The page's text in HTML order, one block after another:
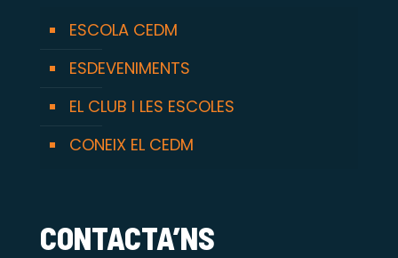
ESCOLA CEDM
ESDEVENIMENTS
EL CLUB I LES ESCOLES
CONEIX EL CEDM
CONTACTA’NS